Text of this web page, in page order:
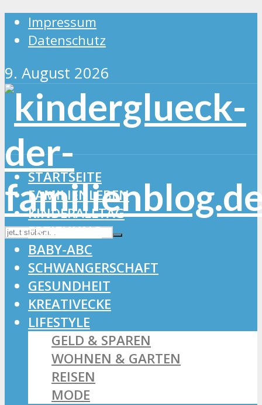
Impressum
Datenschutz
9. August 2026
STARTSEITE
FAMILIENLEBEN
KINDERALLTAG
ERZIEHUNG
BABY-ABC
SCHWANGERSCHAFT
GESUNDHEIT
KREATIVECKE
LIFESTYLE
GELD & SPAREN
WOHNEN & GARTEN
REISEN
MODE